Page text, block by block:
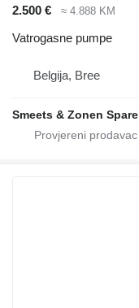
2.500 € ≈ 4.888 KM
Vatrogasne pumpe
Belgija, Bree
Smeets & Zonen